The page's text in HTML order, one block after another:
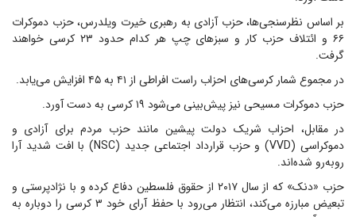
بر اساس نظرسنجی‌ها، حزب آزادی به رهبری خیرت ویلدرس، حزب دموکرات
۶۶ و ائتلاف حزب کار و سبز‌های چپ هر کدام حدود ۲۳ کرسی خواهند
گرفت.
در مجموع شمار کرسی‌های احزاب راست افراطی از ۴۱ به ۴۵ افزایش می‌یابد.
حزب دموکرات مسیحی نیز پیش‌بینی می‌شود ۱۹ کرسی به دست آورد.
در مقابل، احزاب شریک دولت پیشین مانند حزب مردم برای آزادی و
دموکراسی (VVD) و حزب قرارداد اجتماعی جدید (NSC) با افت شدید آرا
روبه‌رو شده‌اند.
حزب «دنک» که از سال ۲۰۱۷ از حقوق فلسطین دفاع کرده و با نژادپرستی و
تبعیض مبارزه می‌کند، انتظار می‌رود با حفظ آرای خود ۳ کرسی را دوباره به